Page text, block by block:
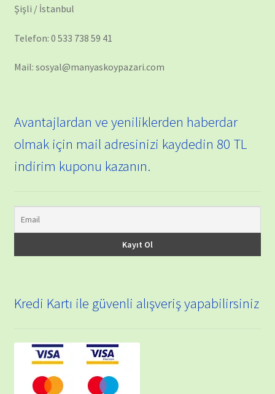
Şişli / İstanbul
Telefon: 0 533 738 59 41
Mail: sosyal@manyaskoypazari.com
Avantajlardan ve yeniliklerden haberdar
olmak için mail adresinizi kaydedin 80 TL
indirim kuponu kazanın.
Kredi Kartı ile güvenli alışveriş yapabilirsiniz